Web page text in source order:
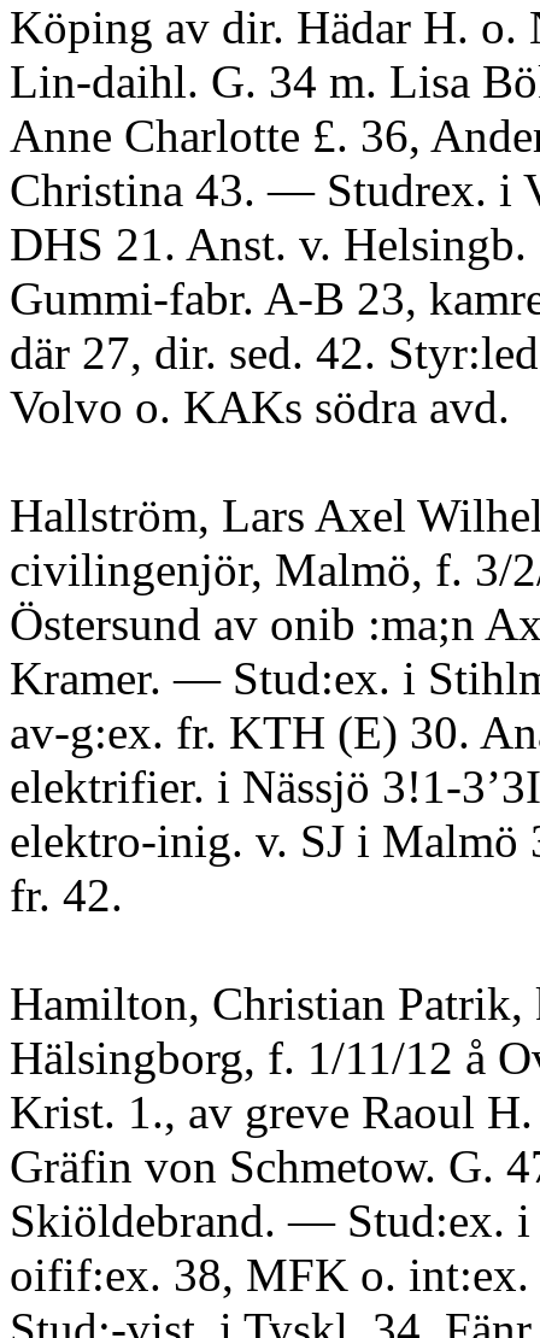
Köping av dir. Hädar H. o.
Lin-daihl. G. 34 m. Lisa
Anne Charlotte £. 36,
Christina 43. — Studrex. i
DHS 21. Anst. v. Helsingb.
Gummi-fabr. A-B 23,
där 27, dir. sed. 42.
Volvo o. KAKs södra avd.
Hallström, Lars Axel
civilingenjör, Malmö, f. 3/
Östersund av onib :ma;n
Kramer. — Stud:ex. i
av-g:ex. fr. KTH (E) 30.
elektrifier. i Nässjö 3!1-
elektro-inig. v. SJ i Malmö
fr. 42.
Hamilton, Christian Patrik,
Hälsingborg, f. 1/11/12 å
Krist. 1., av greve Raoul
Gräfin von Schmetow. G.
Skiöldebrand. — Stud:ex.
oifif:ex. 38, MFK o. int:ex.